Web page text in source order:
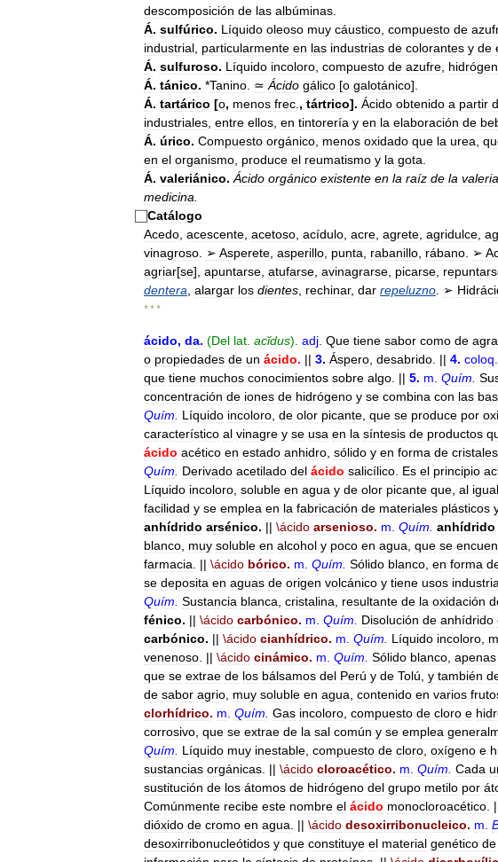
descomposición de las albúminas
Á. sulfúrico. Líquido oleoso muy cáustico compuesto de
industrial particularmente en las industrias de colorantes y de
Á. sulfuroso. Líquido incoloro compuesto de azufre
Á. tánico. *Tanino ≃ Ácido gálico [o galotánico].
Á. tartárico [o, menos frec , tártrico]. Ácido obtenido a partir
industriales entre ellos en tintorería y en la elaboración de
Á. úrico. Compuesto orgánico menos oxidado que la urea
en el organismo produce el reumatismo y la gota
Á. valeriánico. Ácido orgánico existente en la raíz de la
medicina
Catálogo
Acedo acescente acetoso acídulo acre agrete agridulce
vinagroso
➢ Asperete asperillo punta rabanillo rábano ➢
agriar[se], apuntarse atufarse avinagrarse picarse
dentera alargar los dientes rechinar, dar repeluzno ➢
* * *
ácido, da. (Del lat acĭdus). adj Que tiene sabor como de
o propiedades de un ácido. || 3. Áspero desabrido . || 4. coloq
que tiene muchos conocimientos sobre algo . || 5. m Quím
concentración de iones de hidrógeno y se combina con las
Quím
Líquido incoloro de olor picante que se produce por
característico al vinagre y se usa en la síntesis de productos
ácido acético en estado anhidro sólido y en forma de cristales
Quím
Derivado acetilado del ácido salicílico Es el principio
Líquido incoloro soluble en agua y de olor picante que al igual
facilidad y se emplea en la fabricación de materiales plásticos
anhídrido arsénico. || \ácido arsenioso. m Quím anhídrido
blanco muy soluble en alcohol y poco en agua que se
farmacia . || \ácido bórico. m Quím Sólido blanco en forma
se deposita en aguas de origen volcánico y tiene usos
Quím Sustancia blanca cristalina resultante de la oxidación
fénico. || \ácido carbónico. m Quím Disolución de anhídrido
carbónico. || \ácido cianhídrico. m Quím Líquido incoloro
venenoso . || \ácido cinámico. m Quím Sólido blanco apenas
que se extrae de los bálsamos del Perú y de Tolú y también
de sabor agrio muy soluble en agua contenido en varios
clorhídrico. m Quím Gas incoloro compuesto de cloro e
corrosivo que se extrae de la sal común y se emplea
Quím
Líquido muy inestable compuesto de cloro oxígeno e
sustancias orgánicas . || \ácido cloroacético. m Quím Cada
sustitución de los átomos de hidrógeno del grupo metilo por
Comúnmente recibe este nombre el ácido monocloroacético .
dióxido de cromo en agua . || \ácido desoxirribonucleico. m
desoxirribonucleótidos y que constituye el material genético de